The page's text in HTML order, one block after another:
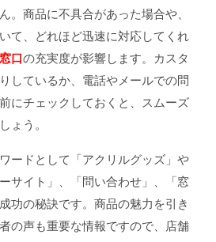
。商品に不具合があった場合や、
て、どれほど迅速に対応してくれ
口の充実度が影響します。カスタ
しているか、電話やメールでの問
にチェックしておくと、スムーズ
ょう。
ードとして「アクリルグッズ」や
サイト」、「問い合わせ」、「窓
功の秘訣です。商品の魅力を引き
の声も重要な情報ですので、店舗